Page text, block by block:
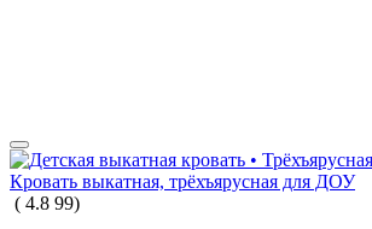
Кровать выкатная, трёхъярусная для ДОУ
( 4.8 99)